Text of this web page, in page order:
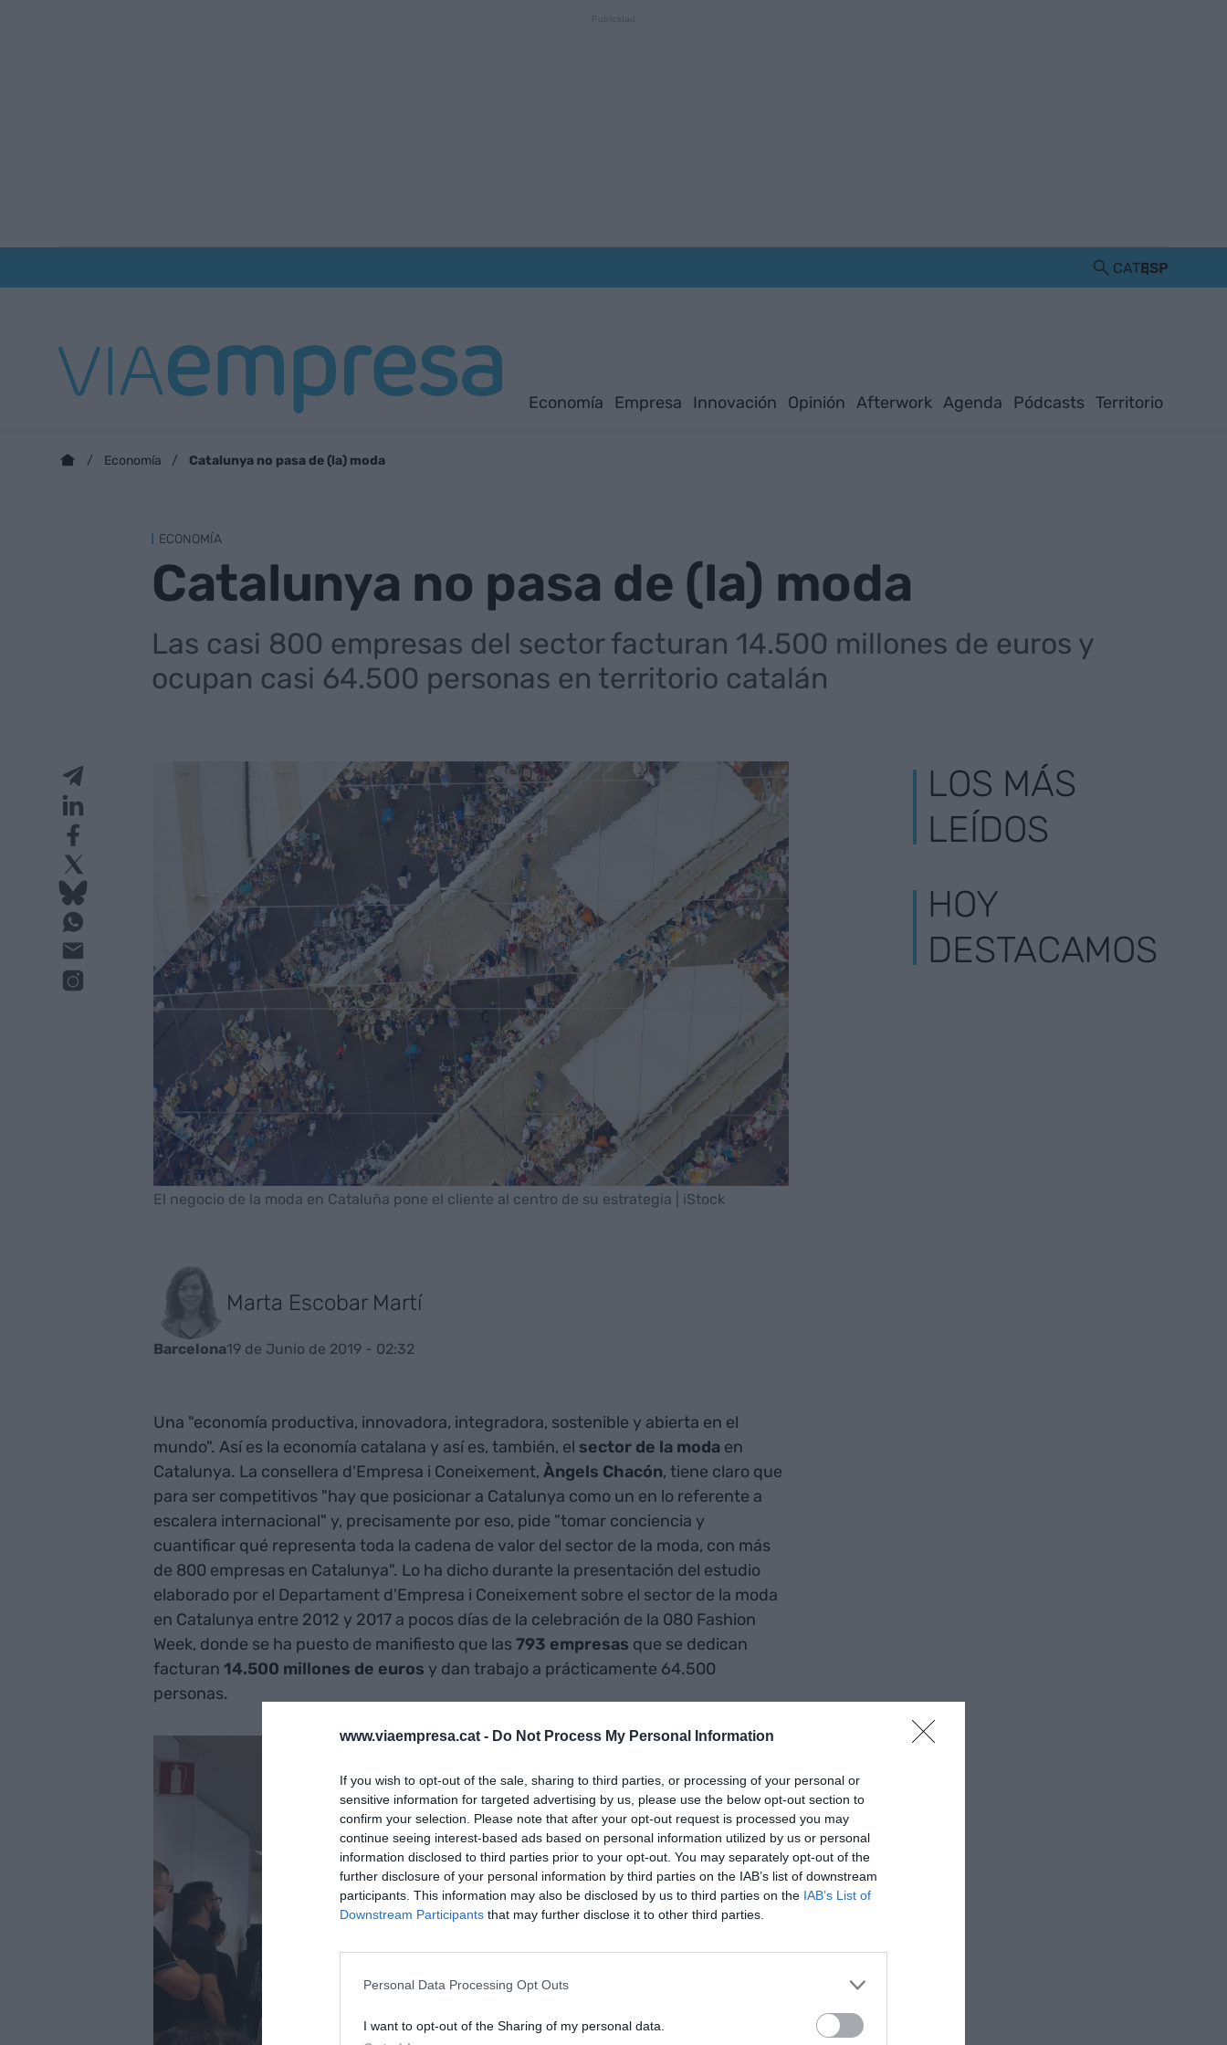
www.viaempresa.cat - Do Not Process My Personal Information
If you wish to opt-out of the sale, sharing to third parties, or processing of your personal or
sensitive information for targeted advertising by us, please use the below opt-out section to
confirm your selection. Please note that after your opt-out request is processed you may
continue seeing interest-based ads based on personal information utilized by us or personal
information disclosed to third parties prior to your opt-out. You may separately opt-out of the
further disclosure of your personal information by third parties on the IAB’s list of downstream
participants. This information may also be disclosed by us to third parties on the IAB’s List of
Downstream Participants that may further disclose it to other third parties.
Personal Data Processing Opt Outs
I want to opt-out of the Sharing of my personal data.
CATESP
Economía Empresa Innovación Opinión Afterwork Agenda Pódcasts Territorio
Economía Catalunya no pasa de (la) moda
ECONOMÍA
Catalunya no pasa de (la) moda
Las casi 800 empresas del sector facturan 14.500 millones de euros y
ocupan casi 64.500 personas en territorio catalán
El negocio de la moda en Cataluña pone el cliente al centro de su estrategia | iStock
Marta Escobar Martí
Barcelona19 de Junio de 2019 - 02:32
Una "economía productiva, innovadora, integradora, sostenible y abierta en el
mundo". Así es la economía catalana y así es, también, el sector de la moda en
Catalunya. La consellera d'Empresa i Coneixement, Àngels Chacón, tiene claro que
para ser competitivos "hay que posicionar a Catalunya como un en lo referente a
escalera internacional" y, precisamente por eso, pide "tomar conciencia y
cuantificar qué representa toda la cadena de valor del sector de la moda, con más
de 800 empresas en Catalunya". Lo ha dicho durante la presentación del estudio
elaborado por el Departament d'Empresa i Coneixement sobre el sector de la moda
en Catalunya entre 2012 y 2017 a pocos días de la celebración de la 080 Fashion
Week, donde se ha puesto de manifiesto que las793 empresas que se dedican
facturan 14.500 millones de euros y dan trabajo a prácticamente 64.500
personas.
LOS MÁS
LEÍDOS
HOY
DESTACAMOS